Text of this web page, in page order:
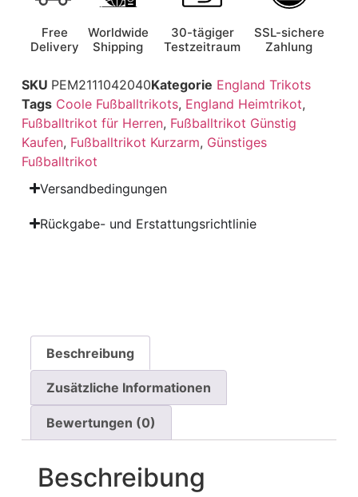
Free
Delivery
Worldwide
Shipping
30-tägiger
Testzeitraum
SSL-sichere
Zahlung
SKU PEM2111042040Kategorie England Trikots
Tags Coole Fußballtrikots, England Heimtrikot,
Fußballtrikot für Herren, Fußballtrikot Günstig
Kaufen, Fußballtrikot Kurzarm, Günstiges
Fußballtrikot
Versandbedingungen
Rückgabe- und Erstattungsrichtlinie
Beschreibung
Zusätzliche Informationen
Bewertungen (0)
Beschreibung